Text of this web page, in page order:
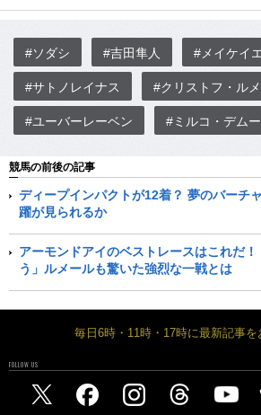
#ソダシ #吉田隼人 #メイケイ
#サトノレイナス #クリストフ・ル
#ユーバーレーベン #ミルコ・デム
競馬の前後の記事
ディープインパクトが12着？ 夢のバーチ
躍が見られるか
アーモンドアイのベストレースはこれだ
う」ルメールも驚いた強烈な一戦とは
毎日6時・11時・17時に最新記事を
FOLLOW US